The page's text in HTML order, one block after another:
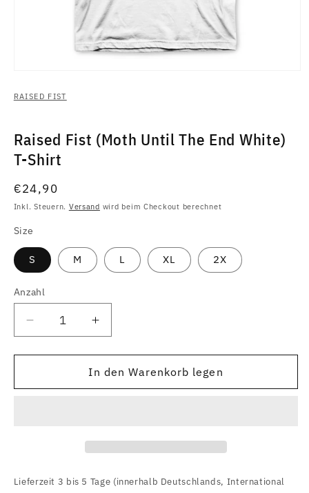
in
RAISED FIST
Raised Fist (Moth Until The End White)
T-Shirt
Normaler
Preis
€24,90
Inkl. Steuern. Versand wird beim Checkout berechnet
Size
S M L XL 2X
Anzahl
Anzahl
Verringere
die
Menge
Raised
White)
Erhöhe
die
Menge
für
Raised
White)
In den Warenkorb legen
Lieferzeit 3 bis 5 Tage (innerhalb Deutschlands, International